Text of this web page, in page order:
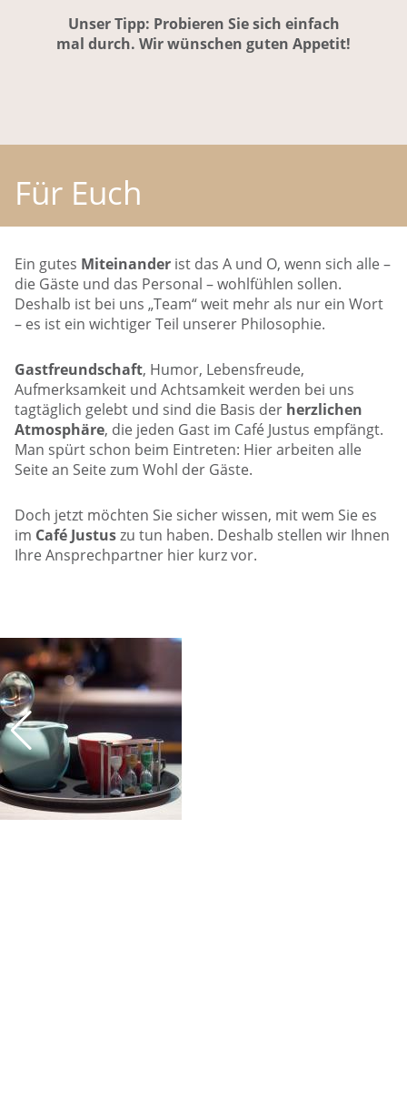
Unser Tipp: Probieren Sie sich einfach
mal durch. Wir wünschen guten Appetit!
Für Euch
Ein gutes Miteinander ist das A und O, wenn sich alle –
die Gäste und das Personal – wohlfühlen sollen.
Deshalb ist bei uns „Team“ weit mehr als nur ein Wort
– es ist ein wichtiger Teil unserer Philosophie.
Gastfreundschaft, Humor, Lebensfreude,
Aufmerksamkeit und Achtsamkeit werden bei uns
tagtäglich gelebt und sind die Basis der herzlichen
Atmosphäre, die jeden Gast im Café Justus empfängt.
Man spürt schon beim Eintreten: Hier arbeiten alle
Seite an Seite zum Wohl der Gäste.
Doch jetzt möchten Sie sicher wissen, mit wem Sie es
im Café Justuszu tun haben. Deshalb stellen wir Ihnen
Ihre Ansprechpartner hier kurz vor.